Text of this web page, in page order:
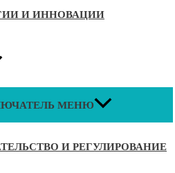
И ИННОВАЦИИ
МЕНЮ
И РЕГУЛИРОВАНИЕ